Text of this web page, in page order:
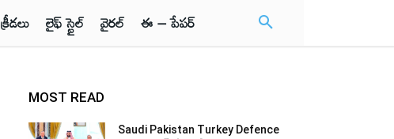
క్రీడలు లైఫ్ స్టైల్ వైరల్ ఈ – పేపర్
MOST READ
Saudi Pakistan Turkey Defence